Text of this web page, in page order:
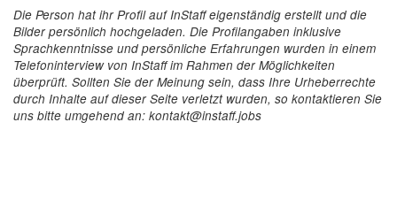
Die Person hat ihr Profil auf InStaff eigenständig erstellt und die
Bilder persönlich hochgeladen. Die Profilangaben inklusive
Sprachkenntnisse und persönliche Erfahrungen wurden in einem
Telefoninterview von InStaff im Rahmen der Möglichkeiten
überprüft. Sollten Sie der Meinung sein, dass Ihre Urheberrechte
durch Inhalte auf dieser Seite verletzt wurden, so kontaktieren Sie
uns bitte umgehend an: kontakt@instaff.jobs